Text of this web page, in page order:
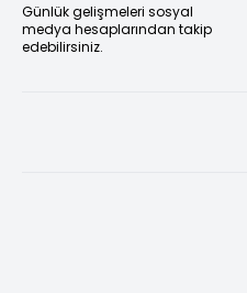
Günlük gelişmeleri sosyal
medya hesaplarından takip
edebilirsiniz.